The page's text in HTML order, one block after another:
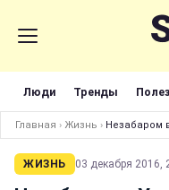
Люди Тренды
Главная › Жизнь › Незабаром
ЖИЗНЬ 03 декабря 2016,